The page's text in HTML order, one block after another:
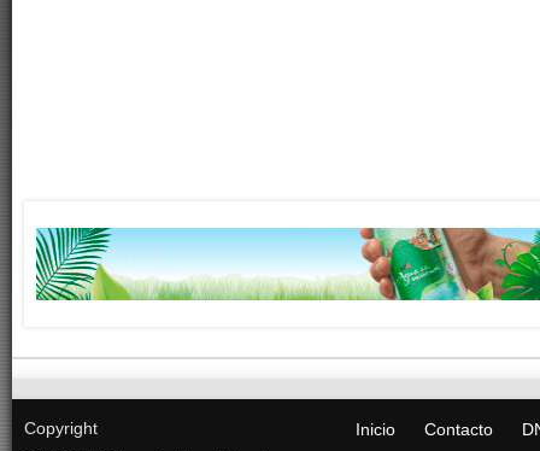
Copyright Inicio Contacto